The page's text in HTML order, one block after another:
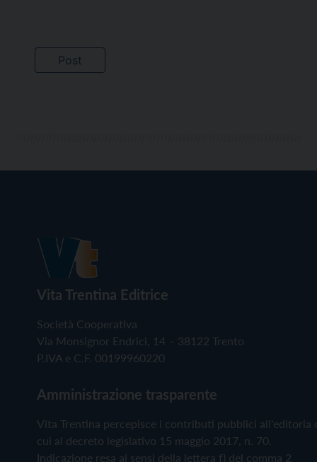
Vita Trentina Editrice
Società Cooperativa
Via Monsignor Endrici, 14 – 38122 Trento
P.IVA e C.F. 00199960220
Amministrazione trasparente
Vita Trentina percepisce i contributi pubblici all'editoria
cui al decreto legislativo 15 maggio 2017, n. 70.
Indicazione resa ai sensi della lettera f) del comma 2